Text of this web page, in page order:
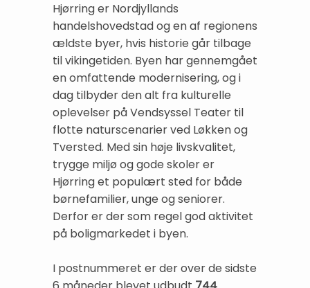
Hjørring er Nordjyllands
handelshovedstad og en af regionens
ældste byer, hvis historie går tilbage
til vikingetiden. Byen har gennemgået
en omfattende modernisering, og i
dag tilbyder den alt fra kulturelle
oplevelser på Vendsyssel Teater til
flotte naturscenarier ved Løkken og
Tversted. Med sin høje livskvalitet,
trygge miljø og gode skoler er
Hjørring et populært sted for både
børnefamilier, unge og seniorer.
Derfor er der som regel god aktivitet
på boligmarkedet i byen.
I postnummeret er der over de sidste